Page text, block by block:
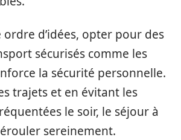
ordre d’idées, opter pour des
sécurisés comme les
la sécurité personnelle.
trajets et en évitant les
le soir, le séjour à
sereinement.